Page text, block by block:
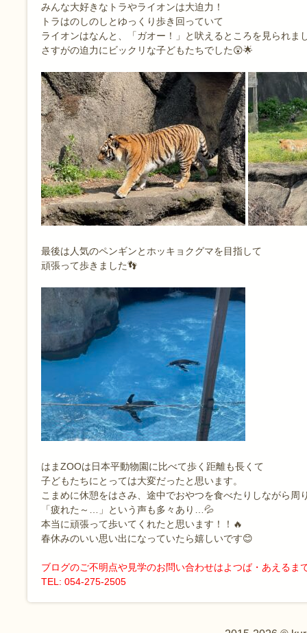
みんな大好きなトラやライオンは大迫力！
トラはのしのしとゆっくり歩き回っていて
ライオンはなんと、「ガオー！」と吠えるところを見られま
さすがの迫力にビックリな子どもたちでした😲🌟
最後は人気のペンギンとホッキョクグマを目指して
頑張って歩きました👣
はまZOOは日本平動物園に比べて歩く距離も長くて
子どもたちにとっては大変だったと思います。
こまめに休憩をはさみ、途中でおやつを食べたりしながら周
「疲れた～…」という声も多々あり…💦
本当に頑張って歩いてくれたと思います！！🔥
春休みのいい思い出になっていたら嬉しいです😊
ブログのご不明点や見学のお問い合わせはよつば・あえるま
TEL: 054-275-2505